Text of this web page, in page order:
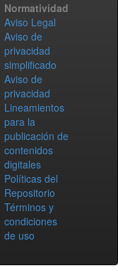
Normatividad
Aviso Legal
Aviso de
privacidad
simplificado
Aviso de
privacidad
Lineamientos
para la
publicación de
contenidos
digitales
Políticas del
Repositorio
Términos y
condiciones
de uso